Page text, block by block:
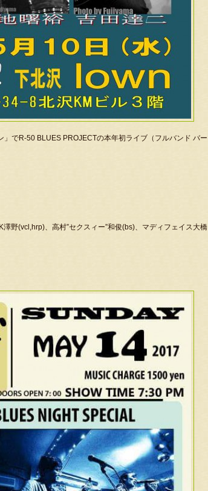
でR-50 BLUES PROJECTの本年初ライブ（フルバンド バー
野(vcl,hrp)、高村”セクスィー”和俊(bs)、マディフェイス大橋